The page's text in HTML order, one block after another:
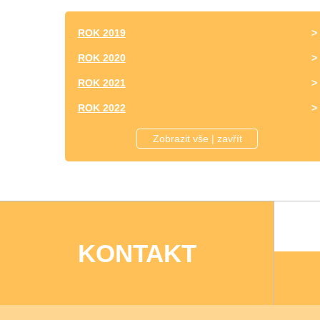
ROK 2019
ROK 2020
ROK 2021
ROK 2022
Zobrazit vše | zavřít
KONTAKT